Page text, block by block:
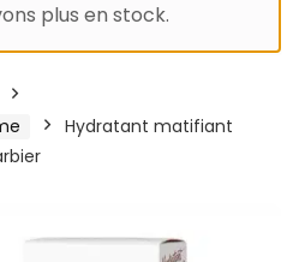
plus en stock.
Hydratant matifiant